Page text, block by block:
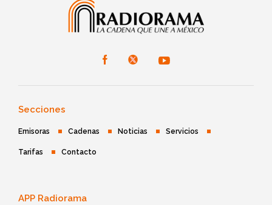
Secciones
Emisoras Cadenas Noticias Servicios
Tarifas Contacto
APP Radiorama